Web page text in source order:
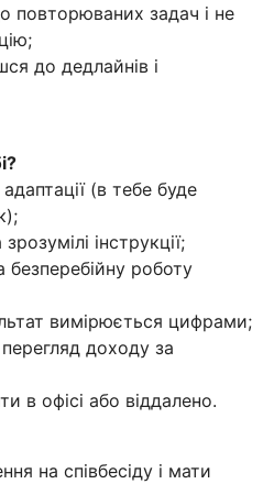
повторюваних задач і не
до дедлайнів і
(в тебе буде
інструкції;
безперебійну роботу
вимірюється цифрами;
доходу за
в офісі або віддалено.
на співбесіду і мати